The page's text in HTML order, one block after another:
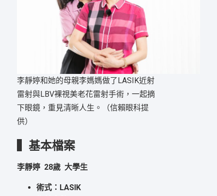
李靜婷和她的母親李媽媽做了LASIK近射
雷射與LBV裸視美老花雷射手術，一起摘
下眼鏡，重見清晰人生。（信賴眼科提
供）
▍基本檔案
李靜婷 28歲 大學生
術式：LASIK